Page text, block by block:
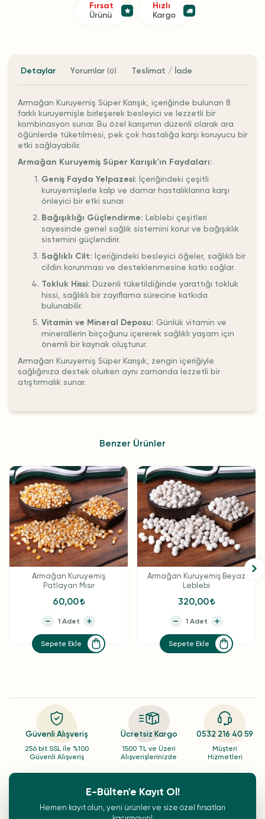
Fırsat
Ürünü
Hızlı
Kargo
Detaylar Yorumlar (0) Teslimat / İade
Armağan Kuruyemiş Süper Karışık, içeriğinde bulunan 8
farklı kuruyemişle birleşerek besleyici ve lezzetli bir
kombinasyon sunar. Bu özel karışımın düzenli olarak ara
öğünlerde tüketilmesi, pek çok hastalığa karşı koruyucu bir
etki sağlayabilir.
Armağan Kuruyemiş Süper Karışık'ın Faydaları:
Geniş Fayda Yelpazesi: İçeriğindeki çeşitli
kuruyemişlerle kalp ve damar hastalıklarına karşı
önleyici bir etki sunar.
Bağışıklığı Güçlendirme: Leblebi çeşitleri
sayesinde genel sağlık sistemini korur ve bağışıklık
sistemini güçlendirir.
Sağlıklı Cilt: İçeriğindeki besleyici öğeler, sağlıklı bir
cildin korunması ve desteklenmesine katkı sağlar.
Tokluk Hissi: Düzenli tüketildiğinde yarattığı tokluk
hissi, sağlıklı bir zayıflama sürecine katkıda
bulunabilir.
Vitamin ve Mineral Deposu: Günlük vitamin ve
minerallerin birçoğunu içererek sağlıklı yaşam için
önemli bir kaynak oluşturur.
Armağan Kuruyemiş Süper Karışık, zengin içeriğiyle
sağlığınıza destek olurken aynı zamanda lezzetli bir
atıştırmalık sunar.
Benzer Ürünler
Armağan Kuruyemiş
Patlayan Mısır
60,00
Sepete Ekle
Armağan Kuruyemiş Beyaz
Leblebi
320,00
Sepete Ekle
Güvenli Alışveriş
256 bit SSL ile %100
Güvenli Alışveriş
Ücretsiz Kargo
1500 TL ve Üzeri
Alışverişlerinizde
0532 216 40 59
Müşteri
Hizmetleri
E-Bülten'e Kayıt Ol!
Hemen kayıt olun, yeni ürünler ve size özel fırsatları